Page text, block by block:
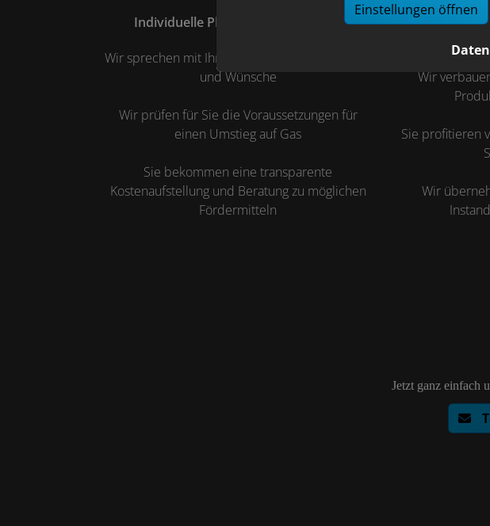
Individuelle Planung und Beratung
Wir sprechen mit Ihnen über Ihre Vorstellungen
und Wünsche
Wir prüfen für Sie die Voraussetzungen für
einen Umstieg auf Gas
Sie bekommen eine transparente
Kostenaufstellung und Beratung zu möglichen
Fördermitteln
Hohe
Wir
Sie profitieren
Wir
Jetzt ganz einfach
Einstellungen öffnen